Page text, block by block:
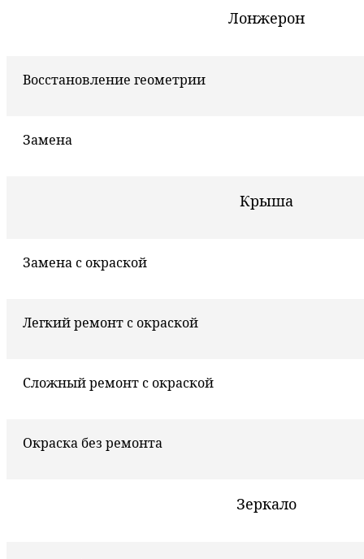
Лонжерон
Восстановление геометрии
Замена
Крыша
Замена с окраской
Легкий ремонт с окраской
Сложный ремонт с окраской
Окраска без ремонта
Зеркало